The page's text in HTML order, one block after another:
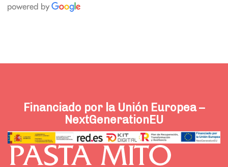
Financiado por la Unión Europea –
NextGenerationEU